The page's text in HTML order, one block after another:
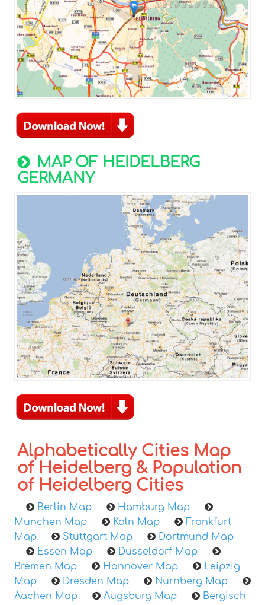
MAP OF HEIDELBERG
GERMANY
Alphabetically Cities Map
of Heidelberg & Population
of Heidelberg Cities
Berlin Map
Hamburg Map
Munchen Map
Koln Map
Frankfurt
Map
Stuttgart Map
Dortmund Map
Essen Map
Dusseldorf Map
Bremen Map
Hannover Map
Leipzig
Map
Dresden Map
Nurnberg Map
Aachen Map
Augsburg Map Bergisch